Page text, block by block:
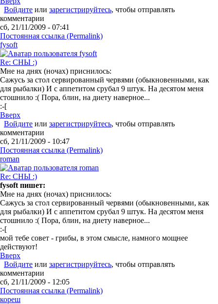
Войдите или зарегистрируйтесь, чтобы отправлять
комментарии
сб, 21/11/2009 - 07:41
Постоянная ссылка (Permalink)
fysoft
Re: СНЫ :)
Мне на днях (ночах) приснилось:
Сажусь за стол сервированный червями (обыкновенными, как
для рыбалки) И с аппетитом срубал 9 штук. На десятом меня
стошнило :( Пора, блин, на диету наверное...
:-[
Вверх
Войдите или зарегистрируйтесь, чтобы отправлять
комментарии
сб, 21/11/2009 - 10:47
Постоянная ссылка (Permalink)
roman
Re: СНЫ :)
fysoft пишет:
Мне на днях (ночах) приснилось:
Сажусь за стол сервированный червями (обыкновенными, как
для рыбалки) И с аппетитом срубал 9 штук. На десятом меня
стошнило :( Пора, блин, на диету наверное...
:-[
мой тебе совет - грибы, в этом смысле, намного мощнее
действуют!
Вверх
Войдите или зарегистрируйтесь, чтобы отправлять
комментарии
сб, 21/11/2009 - 12:05
Постоянная ссылка (Permalink)
кореш